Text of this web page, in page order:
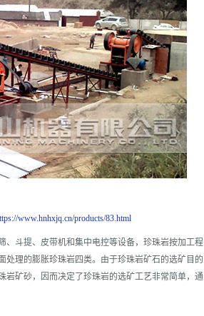
www.hnhxjq.cn/products/83.html
、斗提、皮带机和集中电控等设备，珍珠岩按加工程
理的膨胀珍珠岩四类。由于珍珠岩矿石的选矿目的
岩矿砂，因而决定了珍珠岩的选矿工艺非常简单，通